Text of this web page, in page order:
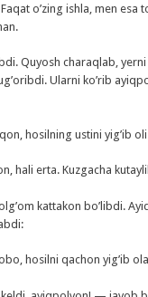
o’zing ishla, men esa
Quyosh charaqlab,
Ularni ko’rib
hosilning ustini yig’ib
hali erta. Kuzgacha
kattakon bo’libdi.
hosilni qachon yig’ib